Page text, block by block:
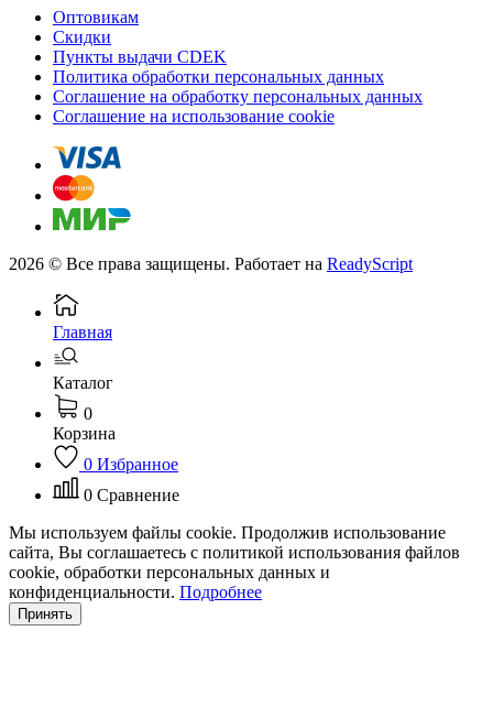
Оптовикам
Скидки
Пункты выдачи CDEK
Политика обработки персональных данных
Соглашение на обработку персональных данных
Соглашение на использование cookie
2026 © Все права защищены. Работает на ReadyScript
Главная
Каталог
0
Корзина
0 Избранное
0 Сравнение
Мы используем файлы cookie. Продолжив использование
сайта, Вы соглашаетесь с политикой использования файлов
cookie, обработки персональных данных и
конфиденциальности. Подробнее
Принять